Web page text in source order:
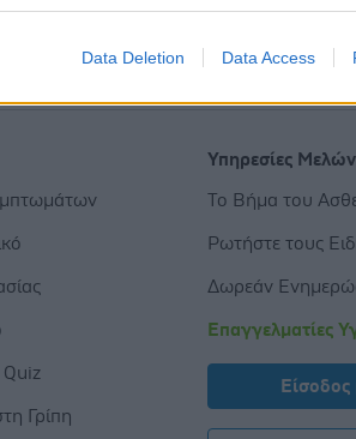
allow Google to enable storage related to
Data Deletion Data Access
με μία ένεση Mazdutide
Quiz
Γρίπη
Υπηρεσίες Μελών
Το Βήμα του
Ρωτήστε τους
Δωρεάν
Επαγγελματίες